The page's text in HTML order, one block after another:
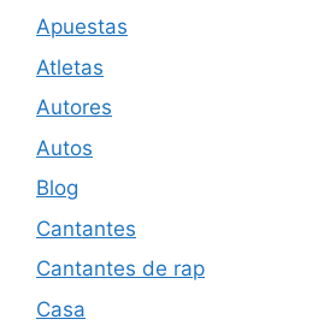
Apuestas
Atletas
Autores
Autos
Blog
Cantantes
Cantantes de rap
Casa